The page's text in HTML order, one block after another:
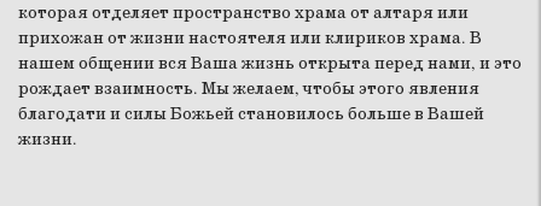
которая отделяет пространство храма от алтаря или
прихожан от жизни настоятеля или клириков храма. В
нашем общении вся Ваша жизнь открыта перед нами, и это
рождает взаимность. Мы желаем, чтобы этого явления
благодати и силы Божьей становилось больше в Вашей
жизни.